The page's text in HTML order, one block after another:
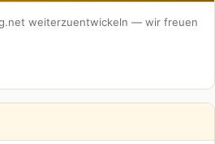
weiterzuentwickeln — wir freuen